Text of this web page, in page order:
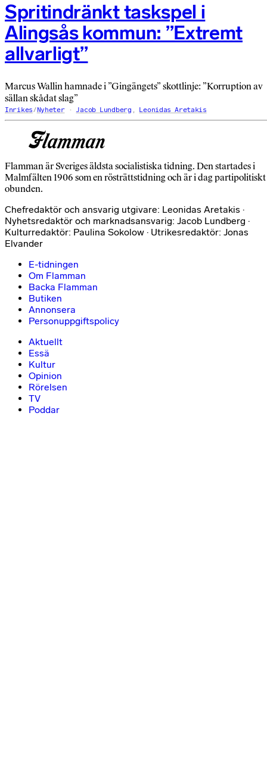
Spritindränkt taskspel i
Alingsås kommun: ”Extremt
allvarligt”
Marcus Wallin hamnade i ”Gingängets” skottlinje: ”Korruption av
sällan skådat slag”
Inrikes/Nyheter Jacob Lundberg , Leonidas Aretakis
Flamman är Sveriges äldsta socialistiska tidning. Den startades i
Malmfälten 1906 som en rösträttstidning och är i dag partipolitiskt
obunden.
Chefredaktör och ansvarig utgivare: Leonidas Aretakis ·
Nyhetsredaktör och marknadsansvarig: Jacob Lundberg ·
Kulturredaktör: Paulina Sokolow · Utrikesredaktör: Jonas
Elvander
E-tidningen
Om Flamman
Backa Flamman
Butiken
Annonsera
Personuppgiftspolicy
Aktuellt
Essä
Kultur
Opinion
Rörelsen
TV
Poddar